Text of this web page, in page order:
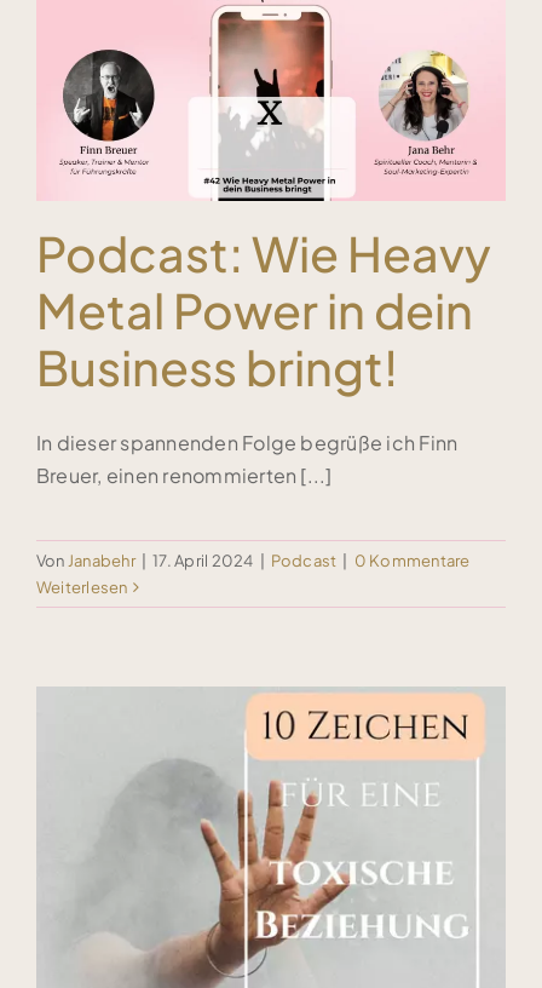
Podcast: Wie Heavy
Metal Power in dein
Business bringt!
In dieser spannenden Folge begrüße ich Finn
Breuer, einen renommierten [...]
VonJanabehr 17. April 2024 Podcast
0 Kommentare
Weiterlesen